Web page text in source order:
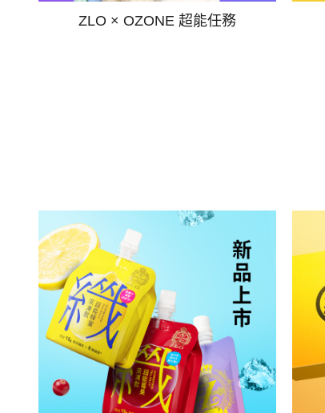
ZLO × OZONE 超能任務